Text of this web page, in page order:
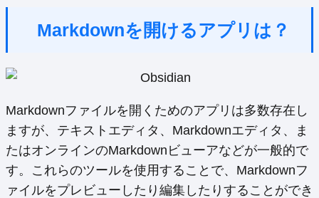
Markdownを開けるアプリは？
Markdownファイルを開くためのアプリは多数存在し
ますが、テキストエディタ、Markdownエディタ、ま
たはオンラインのMarkdownビューアなどが一般的で
す。これらのツールを使用することで、Markdownフ
ァイルをプレビューしたり編集したりすることができ